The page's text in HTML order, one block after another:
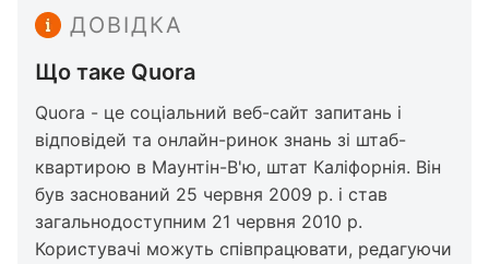
ДОВІДКА
Що таке Quora
Quora - це соціальний веб-сайт запитань і
відповідей та онлайн-ринок знань зі штаб-
квартирою в Маунтін-В'ю, штат Каліфорнія. Він
був заснований 25 червня 2009 р. і став
загальнодоступним 21 червня 2010 р.
Користувачі можуть співпрацювати, редагуючи